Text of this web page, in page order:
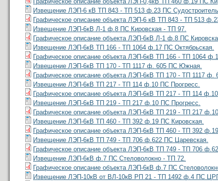
Извещение ЛЭП-6 кВ ТП 843 - ТП 513 ф.23 ПС
Графическое описание объекта ЛЭП-6 кВ ТП 843 - ТП 513
Извещение ЛЭП-6кВ Л-1 ф.8 ПС Кировская - ТП 97.
Графическое описание объекта ЛЭП-6кВ Л-1 ф.8 ПС
Извещение ЛЭП-6кВ ТП 166 - ТП 1064 ф.17 ПС Октябрьская.
Графическое описание объекта ЛЭП-6кВ ТП 166 - ТП 1064
Извещение ЛЭП-6кВ ТП 170 - ТП 1117 ф. 605 ПС Южная.
Графическое описание объекта ЛЭП-6кВ ТП 170 - ТП 1117
Извещение ЛЭП-6кВ ТП 217 - ТП 114 ф.10 ПС Прогресс.
Графическое описание объекта ЛЭП-6кВ ТП 217 - ТП 114
Извещение ЛЭП-6кВ ТП 219 - ТП 217 ф.10 ПС Прогресс.
Графическое описание объекта ЛЭП-6кВ ТП 219 - ТП 217
Извещение ЛЭП-6кВ ТП 460 - ТП 392 ф.19 ПС Кировская.
Графическое описание объекта ЛЭП-6кВ ТП 460 - ТП 392
Извещение ЛЭП-6кВ ТП 749 - ТП 706 ф.622 ПС Царевская.
Графическое описание объекта ЛЭП-6кВ ТП 749 - ТП 706
Извещение ЛЭП-6кВ ф.7 ПС Стеловолокно - ТП 72.
Графическое описание объекта ЛЭП-6кВ ф.7 ПС
Извещение ЛЭП-10кВ от ВЛ-10кВ РП 21 - ТП 1492 ф.4 ПС